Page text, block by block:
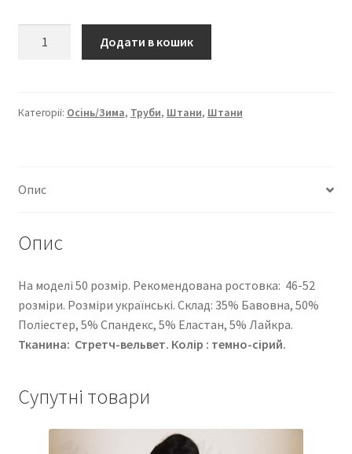
2-
Додати в кошик
Категорії: Осінь/Зима, Труби, Штани, Штани
Опис
Опис
На моделі 50 розмір. Рекомендована ростовка: 46-52
розміри. Розміри українські. Cклад: 35% Бавовна, 50%
Поліестер, 5% Спандекс, 5% Еластан, 5% Лайкра.
Тканина: Стретч-вельвет. Колір : темно-сірий.
Супутні товари